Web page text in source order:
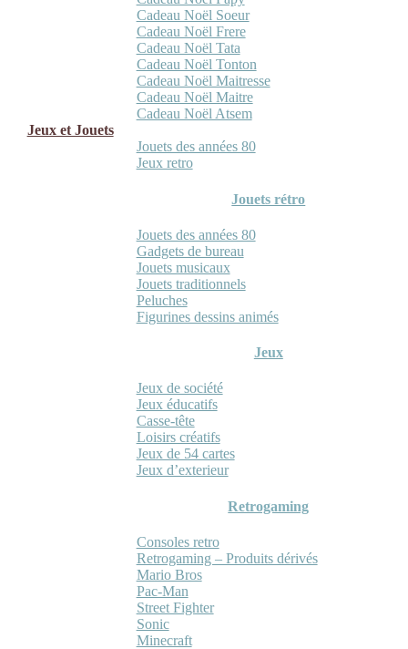
Cadeau Noël Soeur
Cadeau Noël Frere
Cadeau Noël Tata
Cadeau Noël Tonton
Cadeau Noël Maitresse
Cadeau Noël Maitre
Cadeau Noël Atsem
Jeux et Jouets
Jouets des années 80
Jeux retro
Jouets rétro
Jouets des années 80
Gadgets de bureau
Jouets musicaux
Jouets traditionnels
Peluches
Figurines dessins animés
Jeux
Jeux de société
Jeux éducatifs
Casse-tête
Loisirs créatifs
Jeux de 54 cartes
Jeux d’exterieur
Retrogaming
Consoles retro
Retrogaming – Produits dérivés
Mario Bros
Pac-Man
Street Fighter
Sonic
Minecraft